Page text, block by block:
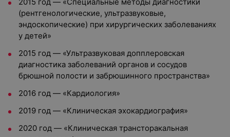
(рентгенологические, ультразвуковые,
эндоскопические) при хирургических заболеваниях
у детей»
2015 год — «Ультразвуковая допплеровская
диагностика заболеваний органов и сосудов
брюшной полости и забрюшинного пространства»
2016 год — «Кардиология»
2019 год — «Клиническая эхокардиография»
2020 год — «Клиническая трансторакальная